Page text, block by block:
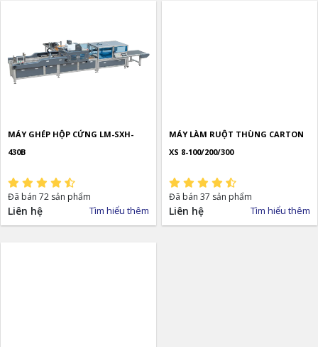
MÁY GHÉP HỘP CỨNG LM-SXH-
430B
Đã bán 72 sản phẩm
Liên hệ Tìm hiểu thêm
MÁY LÀM RUỘT THÙNG CARTON
XS 8-100/200/300
Đã bán 37 sản phẩm
Liên hệ Tìm hiểu thêm